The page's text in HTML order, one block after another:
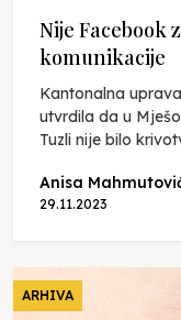
Nije Facebook
komunikacije
Kantonalna
utvrdila da u
Tuzli nije bilo
Anisa
29.11.2023
ARHIVA